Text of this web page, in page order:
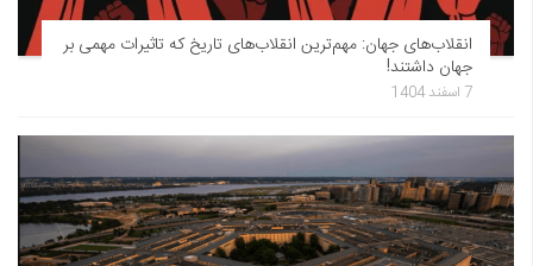
انقلاب‌های جهان: مهم‌ترین انقلاب‌های تاریخ که تاثیرات مهمی بر
جهان داشتند!
7 اسفند 1404